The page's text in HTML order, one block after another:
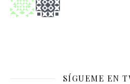
SÍGUEME EN